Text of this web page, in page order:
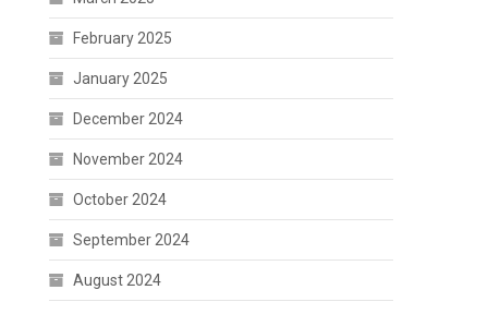
February 2025
January 2025
December 2024
November 2024
October 2024
September 2024
August 2024